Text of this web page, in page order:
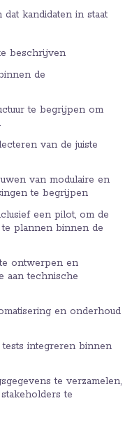
kandidaten in staat
beschrijven
de
te begrijpen om
van de juiste
van modulaire en
te begrijpen
een pilot, om de
te plannen binnen de
ontwerpen en
aan technische
en onderhoud
integreren binnen
te verzamelen,
te